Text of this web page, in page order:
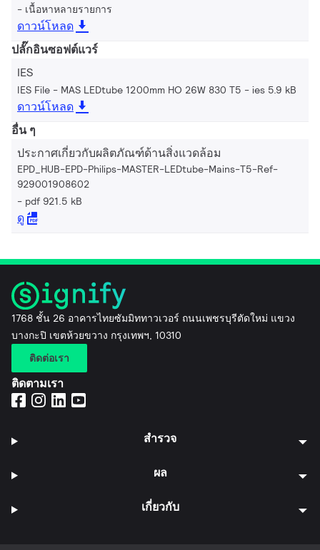
เนื้อหาหลายรายการ
ดาวน์โหลด
ปลั๊กอินซอฟต์แวร์
IES
IES File - MAS LEDtube 1200mm HO 26W 830 T5 ies 5.9 kB
ดาวน์โหลด
อื่น ๆ
ประกาศเกี่ยวกับผลิตภัณฑ์ด้านสิ่งแวดล้อม
EPD_HUB-EPD-Philips-MASTER-LEDtube-Mains-T5-Ref-
929001908602
pdf 921.5 kB
ดู
1768 ชั้น 26 อาคารไทยซัมมิททาวเวอร์ ถนนเพชรบุรีตัดใหม่ แขวง
บางกะปิ เขตห้วยขวาง กรุงเทพฯ, 10310
ติดต่อเรา
ติดตามเรา
สำรวจ
ผล
เกี่ยวกับ